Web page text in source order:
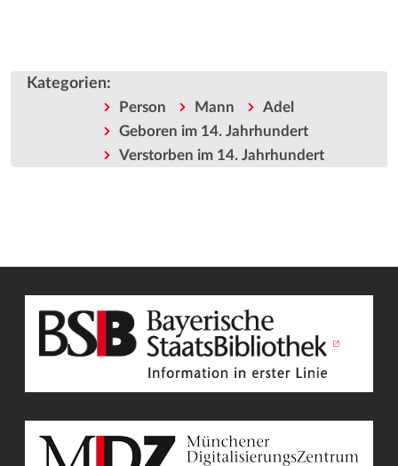
Kategorien:
Person Mann
Adel
Geboren im 14. Jahrhundert
Verstorben im 14. Jahrhundert